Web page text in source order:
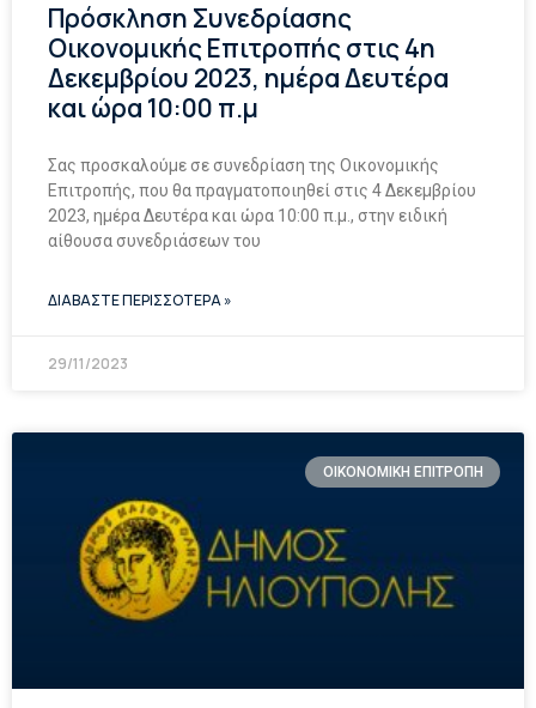
Πρόσκληση Συνεδρίασης
Οικονομικής Επιτροπής στις 4η
Δεκεμβρίου 2023, ημέρα Δευτέρα
και ώρα 10:00 π.μ
Σας προσκαλούμε σε συνεδρίαση της Οικονομικής
Επιτροπής, που θα πραγματοποιηθεί στις 4 Δεκεμβρίου
2023, ημέρα Δευτέρα και ώρα 10:00 π.μ., στην ειδική
αίθουσα συνεδριάσεων του
ΔΙΑΒΑΣΤΕ ΠΕΡΙΣΣΟΤΕΡΑ »
29/11/2023
ΟΙΚΟΝΟΜΙΚΗ ΕΠΙΤΡΟΠΗ